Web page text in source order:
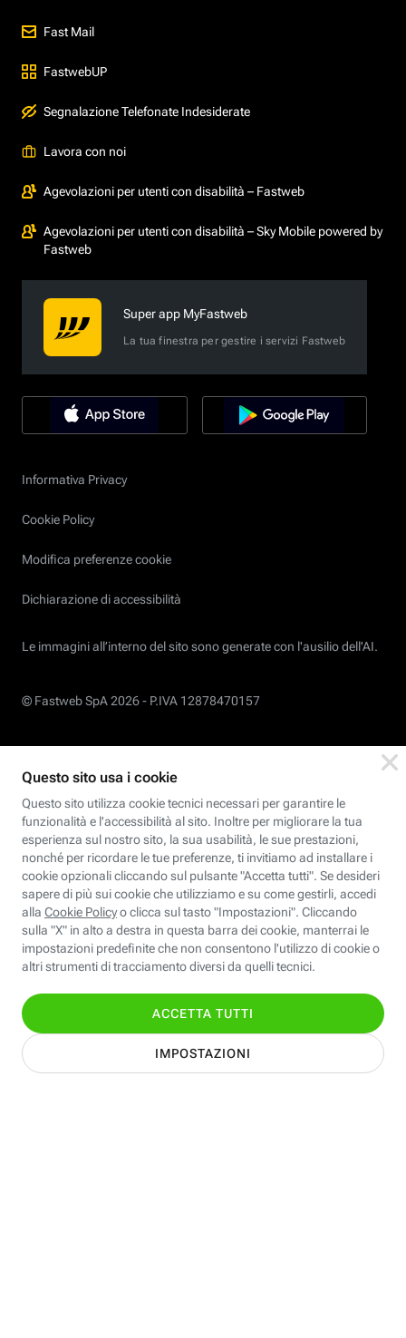
Fast Mail
FastwebUP
Segnalazione Telefonate Indesiderate
Lavora con noi
Agevolazioni per utenti con disabilità – Fastweb
Agevolazioni per utenti con disabilità – Sky Mobile powered by
Fastweb
Super app MyFastweb
La tua finestra per gestire i servizi Fastweb
Informativa Privacy
Cookie Policy
Modifica preferenze cookie
Dichiarazione di accessibilità
Le immagini all’interno del sito sono generate con l'ausilio dell'AI.
© Fastweb SpA 2026 - P.IVA 12878470157